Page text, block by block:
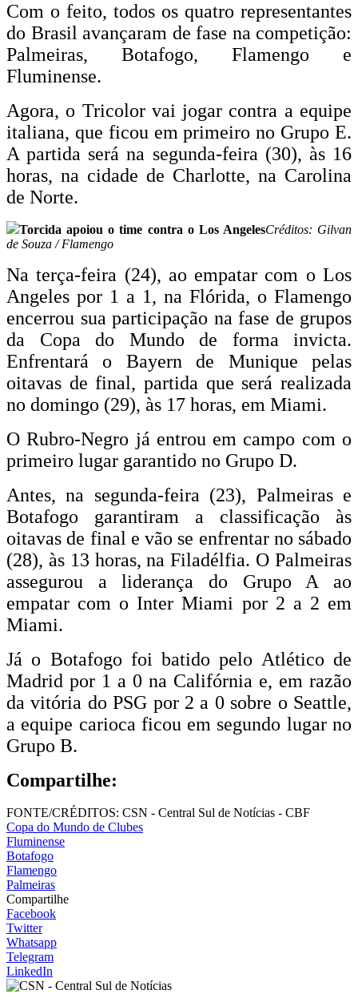
Com o feito, todos os quatro representantes
do Brasil avançaram de fase na competição:
Palmeiras, Botafogo, Flamengo e
Fluminense.
Agora, o Tricolor vai jogar contra a equipe
italiana, que ficou em primeiro no Grupo E.
A partida será na segunda-feira (30), às 16
horas, na cidade de Charlotte, na Carolina
de Norte.
Torcida apoiou o time contra o Los AngelesCréditos: Gilvan
de Souza / Flamengo
Na terça-feira (24), ao empatar com o Los
Angeles por 1 a 1, na Flórida, o Flamengo
encerrou sua participação na fase de grupos
da Copa do Mundo de forma invicta.
Enfrentará o Bayern de Munique pelas
oitavas de final, partida que será realizada
no domingo (29), às 17 horas, em Miami.
O Rubro-Negro já entrou em campo com o
primeiro lugar garantido no Grupo D.
Antes, na segunda-feira (23), Palmeiras e
Botafogo garantiram a classificação às
oitavas de final e vão se enfrentar no sábado
(28), às 13 horas, na Filadélfia. O Palmeiras
assegurou a liderança do Grupo A ao
empatar com o Inter Miami por 2 a 2 em
Miami.
Já o Botafogo foi batido pelo Atlético de
Madrid por 1 a 0 na Califórnia e, em razão
da vitória do PSG por 2 a 0 sobre o Seattle,
a equipe carioca ficou em segundo lugar no
Grupo B.
Compartilhe:
FONTE/CRÉDITOS: CSN - Central Sul de Notícias - CBF
Copa do Mundo de Clubes
Fluminense
Botafogo
Flamengo
Palmeiras
Compartilhe
Facebook
Twitter
Whatsapp
Telegram
LinkedIn